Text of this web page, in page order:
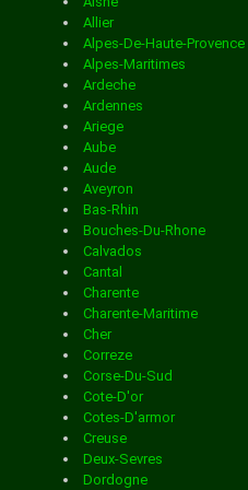
Services de distribution
BREVANNES
ALFORT
Services de distribution dans
ROSES
Services de distribution
Vendee
Vienne
Vosges
Yonne
Yvelines
Allier
Alpes-De-Haute-Provence
Alpes-Maritimes
Ardeche
Ardennes
Ariege
Aube
Aude
Aveyron
Bas-Rhin
Bouches-Du-Rhone
Calvados
Cantal
Charente
Charente-Maritime
Cher
Correze
Corse-Du-Sud
Cote-D'or
Cotes-D'armor
Creuse
Deux-Sevres
Dordogne